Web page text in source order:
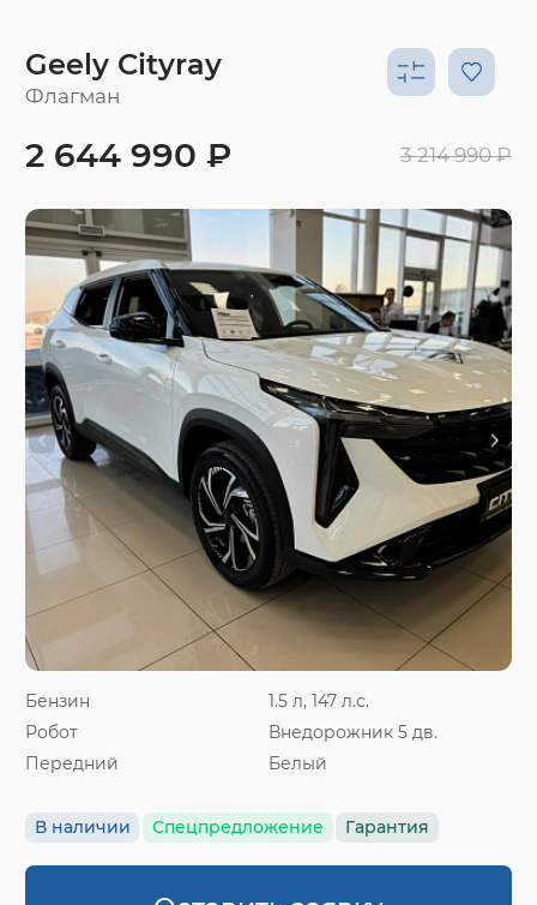
Geely Cityray
Флагман
Бензин
1.5 л, 147 л.с.
Робот
Внедорожник 5 дв.
Передний
Белый
В наличии Спецпредложение Гарантия
2 644 990 ₽ 3 214 990 ₽